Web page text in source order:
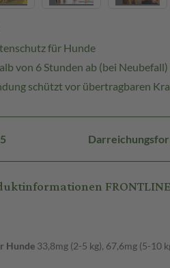
für Hunde
von 6 Stunden ab (bei Neubefall)
schützt vor übertragbaren
Hunde 33,8mg (2-5 kg), 67,6mg (5-10